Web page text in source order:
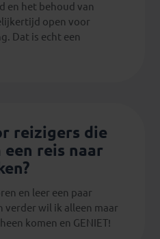
en het behoud van
open voor
Dat is echt een
reizigers die
reis naar
en leer een paar
verder wil ik alleen maar
komen en GENIET!